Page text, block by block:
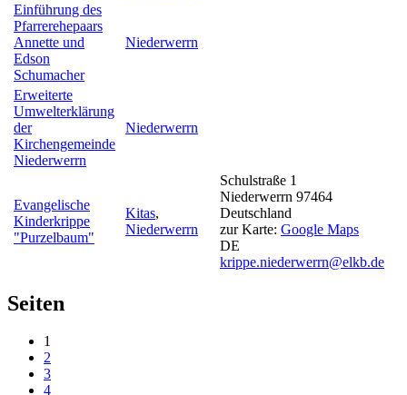
Einführung des
Pfarrerehepaars
Annette und
Edson
Schumacher
Niederwerrn
Erweiterte
Umwelterklärung
der
Kirchengemeinde
Niederwerrn
Niederwerrn
Evangelische
Kinderkrippe
"Purzelbaum"
Kitas,
Niederwerrn
Schulstraße 1
Niederwerrn 97464
Deutschland
zur Karte: Google Maps
DE
krippe.niederwerrn@elkb.de
Seiten
1
2
3
4